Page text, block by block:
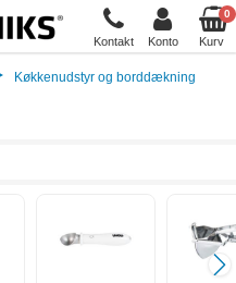
Kontakt Konto
0
Kurv
Køkkenudstyr og borddækning